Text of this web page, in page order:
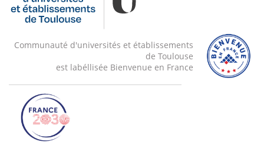
Communauté d'universités et établissements
de Toulouse
est labéllisée Bienvenue en France